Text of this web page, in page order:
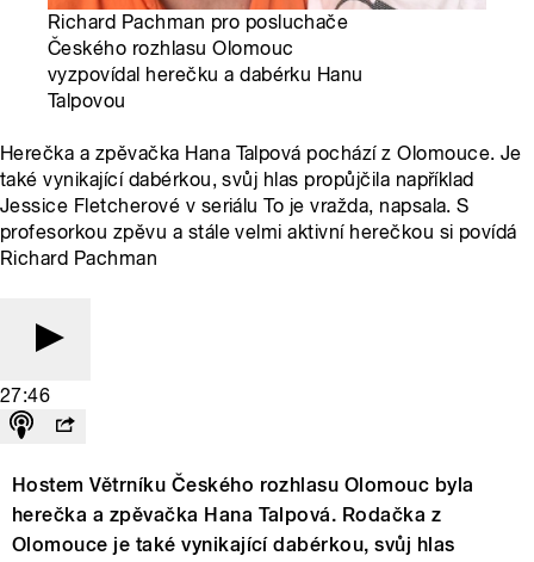
Richard Pachman pro posluchače
Českého rozhlasu Olomouc
vyzpovídal herečku a dabérku Hanu
Talpovou
Herečka a zpěvačka Hana Talpová pochází z Olomouce. Je
také vynikající dabérkou, svůj hlas propůjčila například
Jessice Fletcherové v seriálu To je vražda, napsala. S
profesorkou zpěvu a stále velmi aktivní herečkou si povídá
Richard Pachman
27:46
Hostem Větrníku Českého rozhlasu Olomouc byla
herečka a zpěvačka Hana Talpová. Rodačka z
Olomouce je také vynikající dabérkou, svůj hlas